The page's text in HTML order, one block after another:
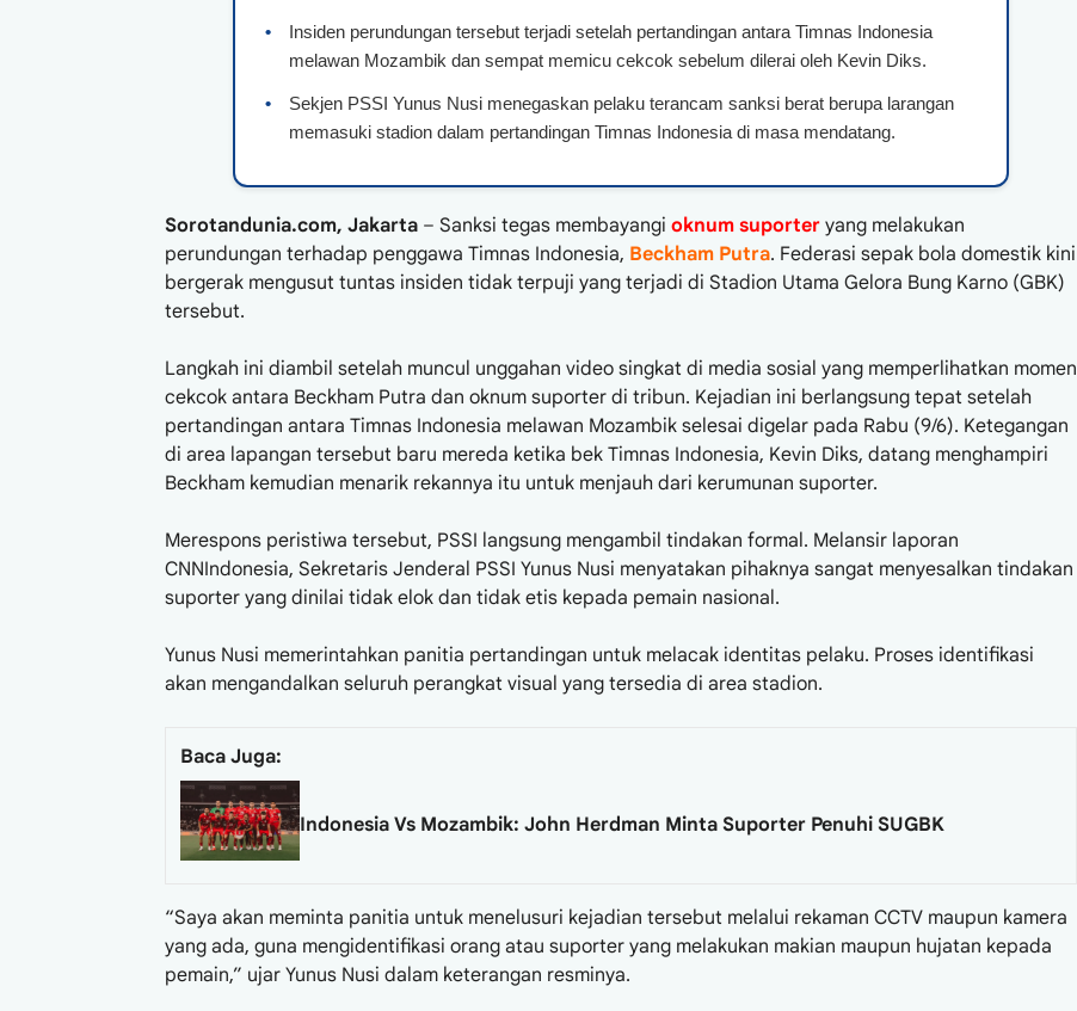
•
Insiden perundungan tersebut terjadi setelah pertandingan antara Timnas Indonesia
melawan Mozambik dan sempat memicu cekcok sebelum dilerai oleh Kevin Diks.
•
Sekjen PSSI Yunus Nusi menegaskan pelaku terancam sanksi berat berupa larangan
memasuki stadion dalam pertandingan Timnas Indonesia di masa mendatang.
Sorotandunia.com, Jakarta – Sanksi tegas membayangi oknum suporter yang melakukan
perundungan terhadap penggawa Timnas Indonesia, Beckham Putra. Federasi sepak bola domestik kini
bergerak mengusut tuntas insiden tidak terpuji yang terjadi di Stadion Utama Gelora Bung Karno (GBK)
tersebut.
Langkah ini diambil setelah muncul unggahan video singkat di media sosial yang memperlihatkan momen
cekcok antara Beckham Putra dan oknum suporter di tribun. Kejadian ini berlangsung tepat setelah
pertandingan antara Timnas Indonesia melawan Mozambik selesai digelar pada Rabu (9/6). Ketegangan
di area lapangan tersebut baru mereda ketika bek Timnas Indonesia, Kevin Diks, datang menghampiri
Beckham kemudian menarik rekannya itu untuk menjauh dari kerumunan suporter.
Merespons peristiwa tersebut, PSSI langsung mengambil tindakan formal. Melansir laporan
CNNIndonesia, Sekretaris Jenderal PSSI Yunus Nusi menyatakan pihaknya sangat menyesalkan tindakan
suporter yang dinilai tidak elok dan tidak etis kepada pemain nasional.
Yunus Nusi memerintahkan panitia pertandingan untuk melacak identitas pelaku. Proses identifikasi
akan mengandalkan seluruh perangkat visual yang tersedia di area stadion.
Baca Juga:
Indonesia Vs Mozambik: John Herdman Minta Suporter Penuhi SUGBK
“Saya akan meminta panitia untuk menelusuri kejadian tersebut melalui rekaman CCTV maupun kamera
yang ada, guna mengidentifikasi orang atau suporter yang melakukan makian maupun hujatan kepada
pemain,” ujar Yunus Nusi dalam keterangan resminya.